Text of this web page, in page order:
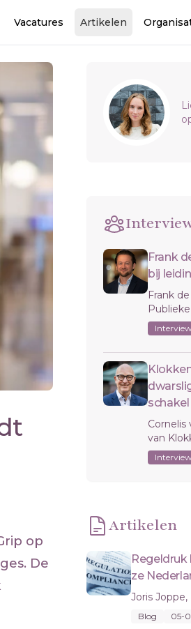
Vacatures Artikelen
op
De
Sidebar
Frank
bij
Frank
Cornelis
van
Artikelen
ze
Joris
Blog 05-